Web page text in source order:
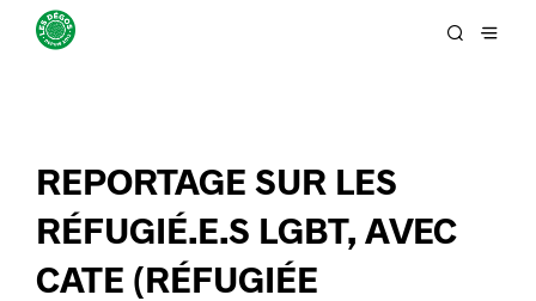
REPORTAGE SUR LES
RÉFUGIÉ.E.S LGBT, AVEC
CATE (RÉFUGIÉE